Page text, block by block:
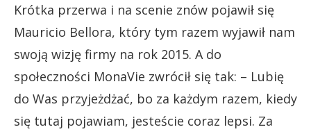
Krótka przerwa i na scenie znów pojawił się
Mauricio Bellora, który tym razem wyjawił nam
swoją wizję firmy na rok 2015. A do
społeczności MonaVie zwrócił się tak: – Lubię
do Was przyjeżdżać, bo za każdym razem, kiedy
się tutaj pojawiam, jesteście coraz lepsi. Za